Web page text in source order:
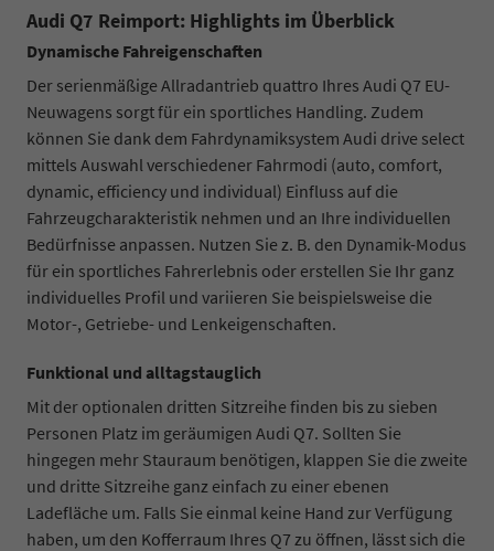
Audi Q7 Reimport: Highlights im Überblick
Dynamische Fahreigenschaften
Der serienmäßige Allradantrieb quattro Ihres Audi Q7 EU-
Neuwagens sorgt für ein sportliches Handling. Zudem
können Sie dank dem Fahrdynamiksystem Audi drive select
mittels Auswahl verschiedener Fahrmodi (auto, comfort,
dynamic, efficiency und individual) Einfluss auf die
Fahrzeugcharakteristik nehmen und an Ihre individuellen
Bedürfnisse anpassen. Nutzen Sie z. B. den Dynamik-Modus
für ein sportliches Fahrerlebnis oder erstellen Sie Ihr ganz
individuelles Profil und variieren Sie beispielsweise die
Motor-, Getriebe- und Lenkeigenschaften.
Funktional und alltagstauglich
Mit der optionalen dritten Sitzreihe finden bis zu sieben
Personen Platz im geräumigen Audi Q7. Sollten Sie
hingegen mehr Stauraum benötigen, klappen Sie die zweite
und dritte Sitzreihe ganz einfach zu einer ebenen
Ladefläche um. Falls Sie einmal keine Hand zur Verfügung
haben, um den Kofferraum Ihres Q7 zu öffnen, lässt sich die